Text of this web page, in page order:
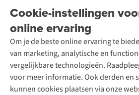
Cookie-instellingen
online ervaring
Om je de beste online ervaring te
van marketing, analytische en
vergelijkbare technologieën.
voor meer informatie. Ook derden en
kunnen cookies plaatsen via onze
Garantie
Contact
Onze winkels
Over A.S.Adventure
Toegankelijkheidsverklaring
Ski-onderhoud
Wasservice
Schoenonderhoud
Schoenherstelling
Kledingherstelling
Retouches
Voor bedrijven
A.S.Magazine
Podcast
Explore Academy
Explore Camp
Gear Check
Inspiratie & advies
Meld je aan voor de nieuwsbrief
Follow us